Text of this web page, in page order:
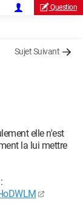
Question
Sujet Suivant
elle n'est
la lui mettre